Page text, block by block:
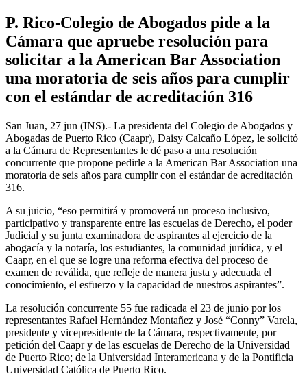
P. Rico-Colegio de Abogados pide a la
Cámara que apruebe resolución para
solicitar a la American Bar Association
una moratoria de seis años para cumplir
con el estándar de acreditación 316
San Juan, 27 jun (INS).- La presidenta del Colegio de Abogados y
Abogadas de Puerto Rico (Caapr), Daisy Calcaño López, le solicitó
a la Cámara de Representantes le dé paso a una resolución
concurrente que propone pedirle a la American Bar Association una
moratoria de seis años para cumplir con el estándar de acreditación
316.
A su juicio, “eso permitirá y promoverá un proceso inclusivo,
participativo y transparente entre las escuelas de Derecho, el poder
Judicial y su junta examinadora de aspirantes al ejercicio de la
abogacía y la notaría, los estudiantes, la comunidad jurídica, y el
Caapr, en el que se logre una reforma efectiva del proceso de
examen de reválida, que refleje de manera justa y adecuada el
conocimiento, el esfuerzo y la capacidad de nuestros aspirantes”.
La resolución concurrente 55 fue radicada el 23 de junio por los
representantes Rafael Hernández Montañez y José “Conny” Varela,
presidente y vicepresidente de la Cámara, respectivamente, por
petición del Caapr y de las escuelas de Derecho de la Universidad
de Puerto Rico; de la Universidad Interamericana y de la Pontificia
Universidad Católica de Puerto Rico.